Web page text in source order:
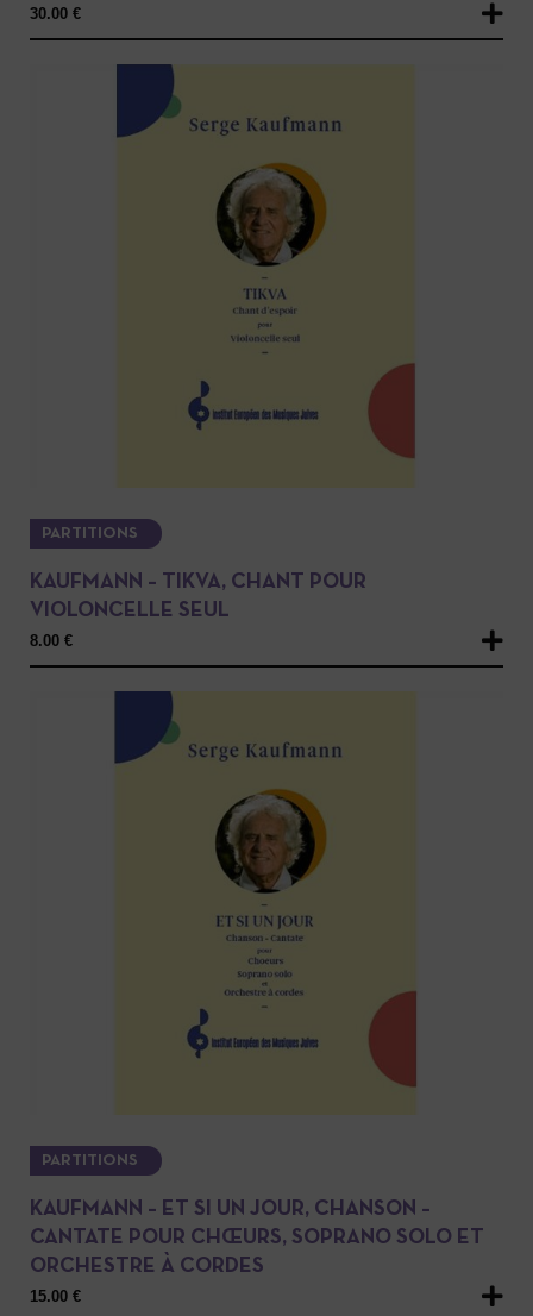
30.00 €
PARTITIONS
KAUFMANN – TIKVA, CHANT POUR
VIOLONCELLE SEUL
8.00 €
PARTITIONS
KAUFMANN – ET SI UN JOUR, CHANSON –
CANTATE POUR CHŒURS, SOPRANO SOLO ET
ORCHESTRE À CORDES
15.00 €